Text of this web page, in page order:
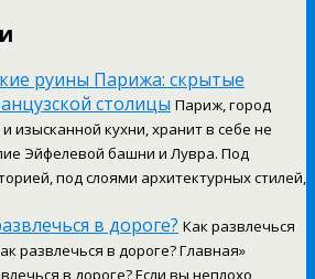
руины Парижа: скрытые
столицы Париж, город
изысканной кухни, хранит в себе не
Эйфелевой башни и Лувра. Под
под слоями архитектурных стилей,
в дороге? Как развлечься
развлечься в дороге? Главная»
в дороге? Если вы неплохо